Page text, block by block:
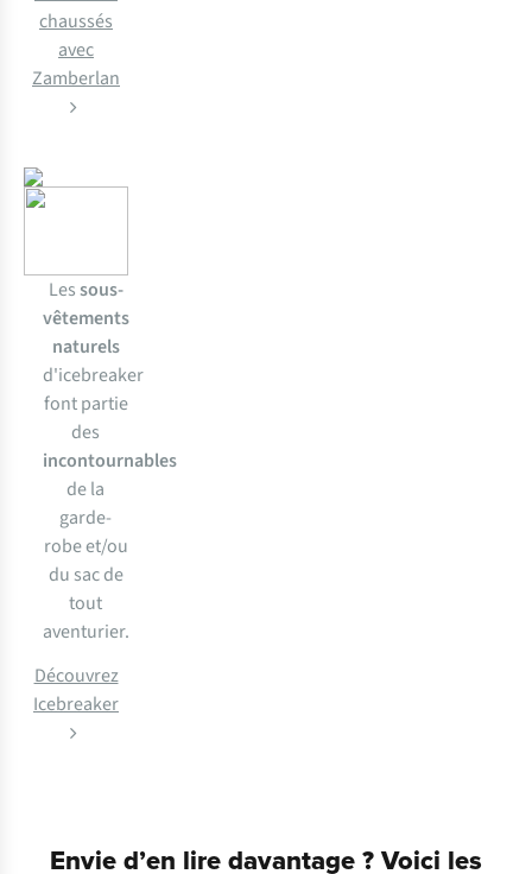
chaussés
avec
Zamberlan
Lessous-
vêtements
naturels
d'icebreaker
font partie
des
incontournables
de la
garde-
robe et/ou
du sac de
tout
aventurier.
Découvrez
Icebreaker
Envie d’en lire davantage ? Voici les